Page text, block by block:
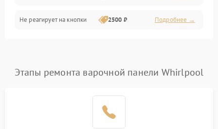
Не реагирует на кнопки 2500 ₽ Подробнее →
Этапы ремонта варочной панели Whirlpool